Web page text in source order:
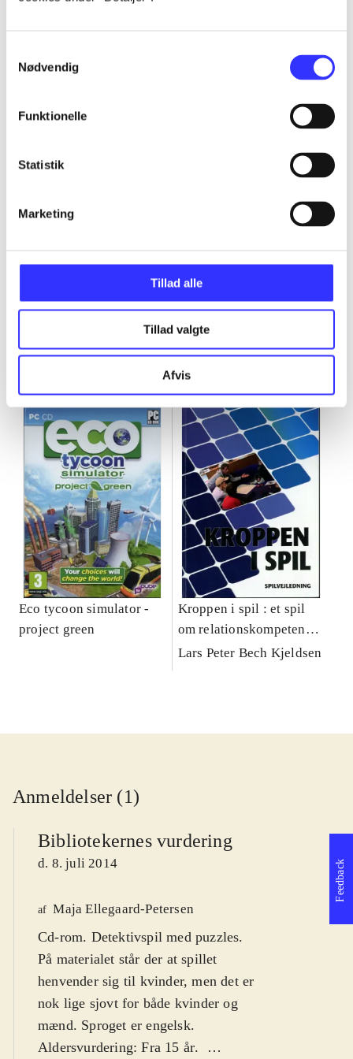
Nødvendig
Funktionelle
Statistik
Marketing
Tillad alle
Tillad valgte
Afvis
Minder om
Eco tycoon simulator -
project green
Kroppen i spil : et spil
om relationskompetencer
i skolen
Lars Peter Bech Kjeldsen
Anmeldelser (1)
Bibliotekernes vurdering
d. 8. juli 2014
af Maja Ellegaard-Petersen
Cd-rom. Detektivspil med puzzles.
På materialet står der at spillet
henvender sig til kvinder, men det er
nok lige sjovt for både kvinder og
mænd. Sproget er engelsk.
Aldersvurdering: Fra 15 år.
Feedback